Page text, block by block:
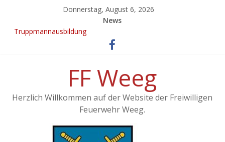
Donnerstag, August 6, 2026
News
Truppmannausbildung
Ergebnisse vom 21. KuppelCup
EINSATZ: Brand landwirtschaftliches Objekt – Haag/Hausruck
Übung – Alarmstufe 3FF Weeg
Herzlich Willkommen auf der Website der Freiwilligen
Feuerwehr Weeg.